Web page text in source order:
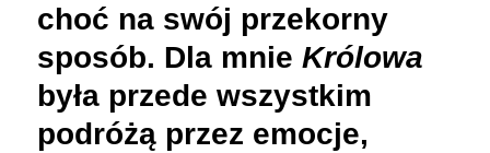
choć na swój przekorny
sposób. Dla mnieKrólowa
była przede wszystkim
podróżą przez emocje,